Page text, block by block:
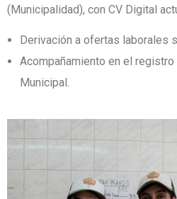
(Municipalidad), con CV Digital
Derivación a ofertas laborales
Acompañamiento en el
Municipal.